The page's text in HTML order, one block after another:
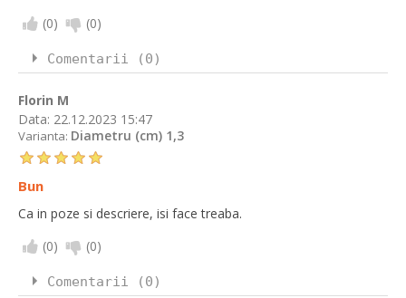
(0) (0)
Comentarii (0)
Florin M
Data: 22.12.2023 15:47
Varianta: Diametru (cm) 1,3
Bun
Ca in poze si descriere, isi face treaba.
(0) (0)
Comentarii (0)